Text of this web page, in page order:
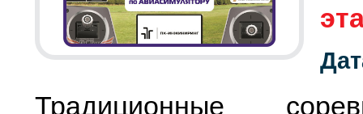
Традиционные